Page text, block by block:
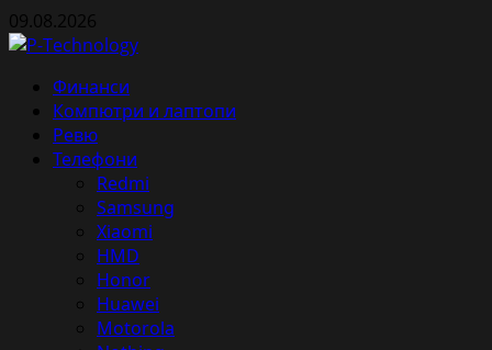
Skip
to
09.08.2026
Primary
Menu
Финанси
Компютри и лаптопи
Ревю
Телефони
Redmi
Samsung
Xiaomi
HMD
Honor
Huawei
Motorola